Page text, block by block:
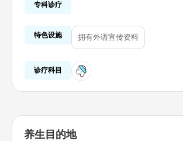
专科诊疗
特色设施 拥有外语宣传资料
诊疗科目
养生目的地